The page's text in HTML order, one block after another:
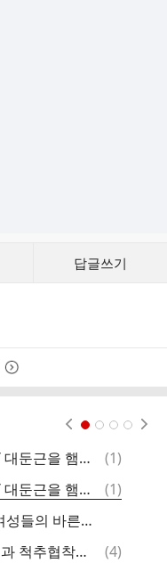
답글쓰기
기억상실증에 걸린 대둔근 깨우기 / 대둔근을 햄스트링보다 더 활성화시키는 운동법 / 필라테스링 대둔근운동
댓
글
(1)
기억상실증에 걸린 대둔근 깨우기 / 대둔근을 햄스트링보다 더 활성화시키는 운동법 / 필라테스링 대둔근운동
댓
글
(1)
출산후. 바른자세. 로맨틱. 출산후 여성들의 바른앉기자세가 골반기저근육에 미치는 효과
폼롤러 이용한 스트레칭 / 급성요통과 척추협착증에 효과적인 Hip Cross Over ex. / 소도구 메디컬트레이닝 이영진
댓
(4)